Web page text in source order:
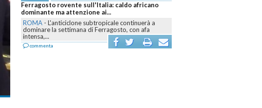
Ferragosto rovente sull'Italia: caldo africano
dominante ma attenzione ai...
ROMA - L'anticiclone subtropicale continuerà a
dominare la settimana di Ferragosto, con afa
intensa,...
commenta